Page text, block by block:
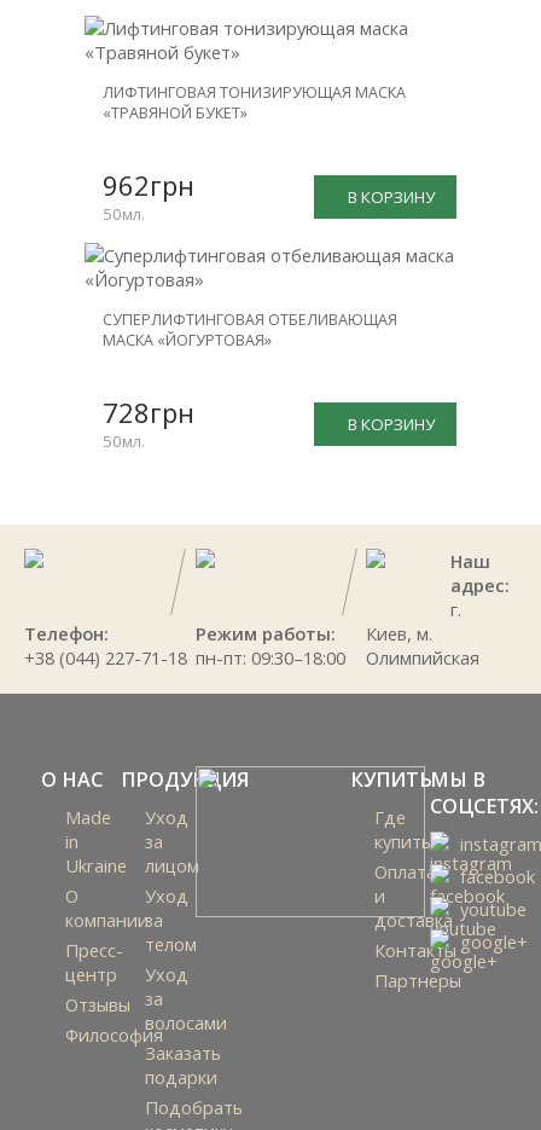
ЛИФТИНГОВАЯ ТОНИЗИРУЮЩАЯ МАСКА
«ТРАВЯНОЙ БУКЕТ»
В КОРЗИНУ
962грн
50мл.
СУПЕРЛИФТИНГОВАЯ ОТБЕЛИВАЮЩАЯ
МАСКА «ЙОГУРТОВАЯ»
В КОРЗИНУ
728грн
50мл.
Телефон:
+38 (044) 227-71-18
Режим работы:
пн-пт: 09:30–18:00
Наш
адрес:
г.
Киев, м.
Олимпийская
О НАС
Made
in
Ukraine
О
компании
Пресс-
центр
Отзывы
Философия
ПРОДУКЦИЯ
Уход
за
лицом
Уход
за
телом
Уход
за
волосами
Заказать
подарки
Подобрать
КУПИТЬ
Где
купить
Оплата
и
доставка
Контакты
Партнеры
МЫ В
СОЦСЕТЯХ:
instagram
facebook
youtube
google+